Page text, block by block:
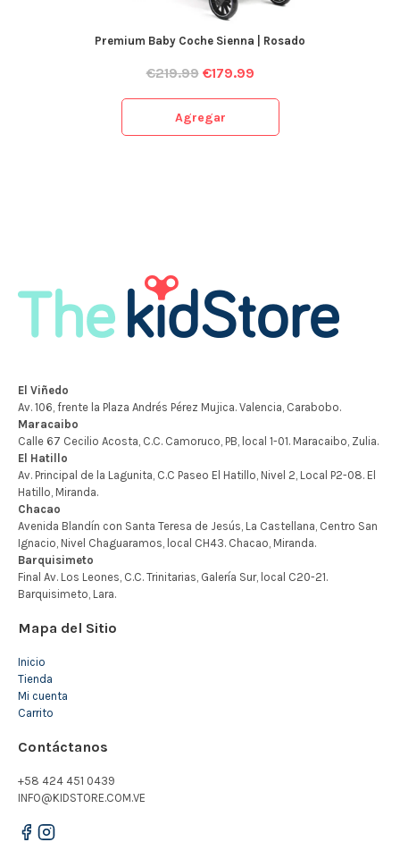
Premium Baby Coche Sienna | Rosado
€219.99 €179.99
Agregar
Mapa del Sitio
Inicio
Tienda
Mi cuenta
Carrito
Contáctanos
+58 424 451 0439
INFO@KIDSTORE.COM.VE